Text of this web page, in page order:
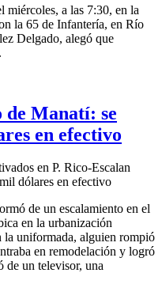
miércoles, a las 7:30, en la
la 65 de Infantería, en Río
Delgado, alegó que
de Manatí: se
en efectivo
en P. Rico-Escalan
dólares en efectivo
de un escalamiento en el
en la urbanización
uniformada, alguien rompió
en remodelación y logró
de un televisor, una